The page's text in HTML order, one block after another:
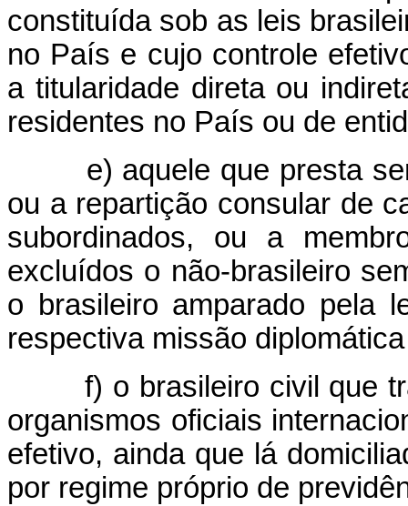
constituída sob as leis
no País e cujo controle
a titularidade direta ou
residentes no País ou de
e) aquele que presta
ou a repartição consular de
subordinados, ou a
excluídos o não-brasileiro
o brasileiro amparado pela
respectiva missão
f) o brasileiro civil que
organismos oficiais
efetivo, ainda que lá
por regime próprio de